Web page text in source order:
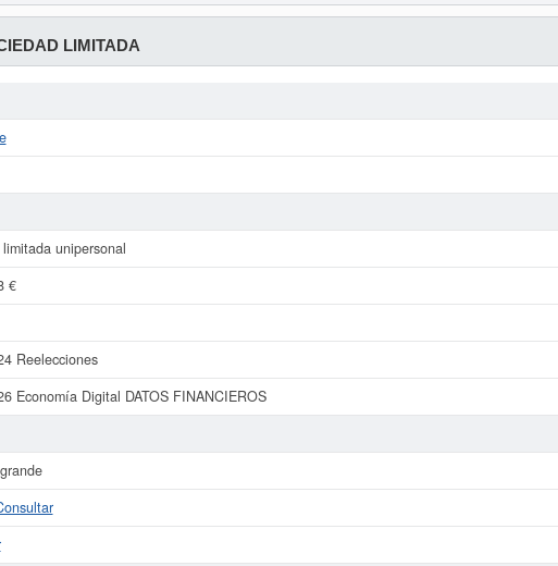
LIMITADA
unipersonal
€
Reelecciones
Economía Digital DATOS FINANCIEROS